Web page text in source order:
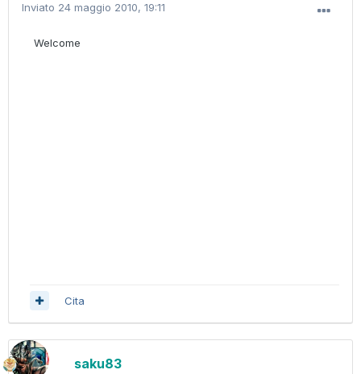
Inviato 24 maggio 2010, 19:11
Welcome
Cita
saku83